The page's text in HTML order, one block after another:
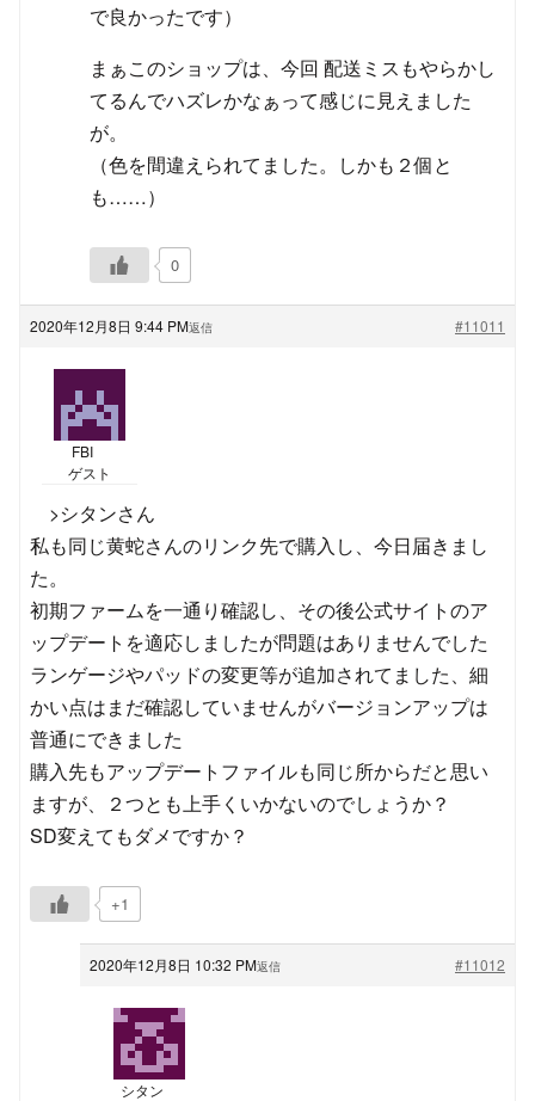
で良かったです）
まぁこのショップは、今回 配送ミスもやらかし
てるんでハズレかなぁって感じに見えました
が。
（色を間違えられてました。しかも２個と
も……）
0
2020年12月8日 9:44 PM #11011
返信
FBI
ゲスト
>シタンさん
私も同じ黄蛇さんのリンク先で購入し、今日届きまし
た。
初期ファームを一通り確認し、その後公式サイトのア
ップデートを適応しましたが問題はありませんでした
ランゲージやパッドの変更等が追加されてました、細
かい点はまだ確認していませんがバージョンアップは
普通にできました
購入先もアップデートファイルも同じ所からだと思い
ますが、２つとも上手くいかないのでしょうか？
SD変えてもダメですか？
+1
2020年12月8日 10:32 PM #11012
返信
シタン